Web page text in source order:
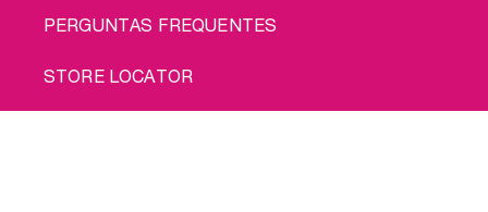
PERGUNTAS FREQUENTES
STORE LOCATOR